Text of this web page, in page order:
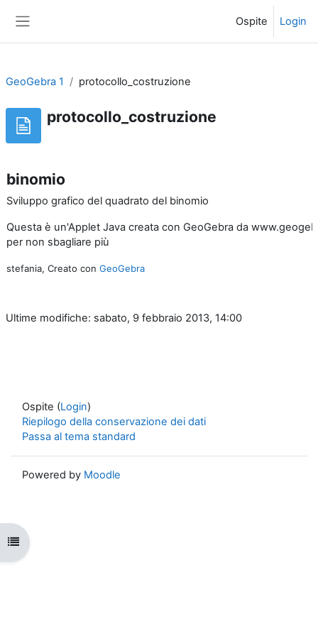
Ospite Login
Apri indice del corso
GeoGebra 1 protocollo_costruzione
protocollo_costruzione
binomio
Sviluppo grafico del quadrato del binomio
Questa è un'Applet Java creata con GeoGebra da
per non sbagliare più
stefania, Creato con GeoGebra
Ultime modifiche: sabato, 9 febbraio 2013, 14:00
Ospite (Login)
Riepilogo della conservazione dei dati
Passa al tema standard
Powered by Moodle